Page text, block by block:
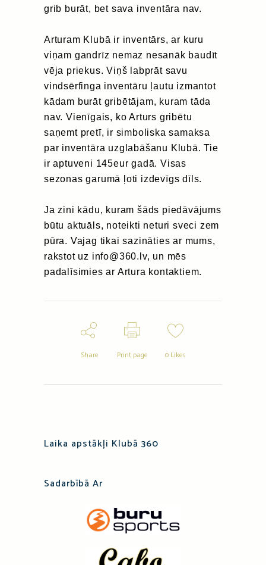
grib burāt, bet sava inventāra nav.
Arturam Klubā ir inventārs, ar kuru
viņam gandrīz nemaz nesanāk baudīt
vēja priekus. Viņš labprāt savu
vindsērfinga inventāru ļautu izmantot
kādam burāt gribētājam, kuram tāda
nav. Vienīgais, ko Arturs gribētu
saņemt pretī, ir simboliska samaksa
par inventāra uzglabāšanu Klubā. Tie
ir aptuveni 145eur gadā. Visas
sezonas garumā ļoti izdevīgs dīls.
Ja zini kādu, kuram šāds piedāvājums
būtu aktuāls, noteikti neturi sveci zem
pūra. Vajag tikai sazināties ar mums,
rakstot uz info@360.lv, un mēs
padalīsimies ar Artura kontaktiem.
Share Print page 0Likes
Laika apstākļi Klubā 360
Sadarbībā Ar